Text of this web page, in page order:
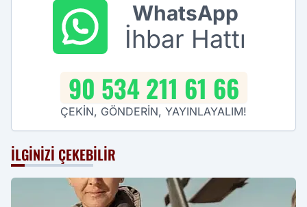
WhatsApp
İhbar Hattı
90 534 211 61 66
ÇEKİN, GÖNDERİN, YAYINLAYALIM!
İLGINIZI ÇEKEBILIR